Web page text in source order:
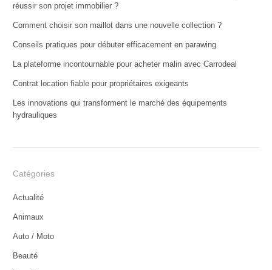
réussir son projet immobilier ?
Comment choisir son maillot dans une nouvelle collection ?
Conseils pratiques pour débuter efficacement en parawing
La plateforme incontournable pour acheter malin avec Carrodeal
Contrat location fiable pour propriétaires exigeants
Les innovations qui transforment le marché des équipements
hydrauliques
Catégories
Actualité
Animaux
Auto / Moto
Beauté